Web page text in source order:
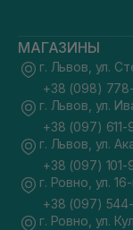
МАГАЗИНЫ
г. Львов, ул.
+38 (098)
г. Львов, ул.
+38 (097) 611-
г. Львов, ул.
+38 (097) 101-
г. Ровно, ул.
+38 (097)
г. Ровно, ул.